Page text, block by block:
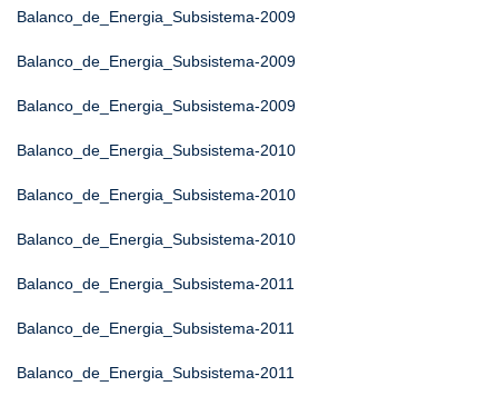
Balanco_de_Energia_Subsistema-2009
Balanco_de_Energia_Subsistema-2009
Balanco_de_Energia_Subsistema-2009
Balanco_de_Energia_Subsistema-2010
Balanco_de_Energia_Subsistema-2010
Balanco_de_Energia_Subsistema-2010
Balanco_de_Energia_Subsistema-2011
Balanco_de_Energia_Subsistema-2011
Balanco_de_Energia_Subsistema-2011